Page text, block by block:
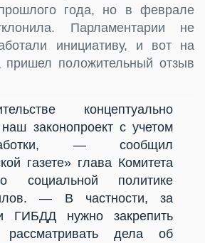
года, но в феврале
Парламентарии не
инициативу, и вот на
пришел положительный отзыв
концептуально
законопроект с учетом
— сообщил
газете» глава Комитета
социальной политике
— В частности, за
ГИБДД нужно закрепить
рассматривать дела об